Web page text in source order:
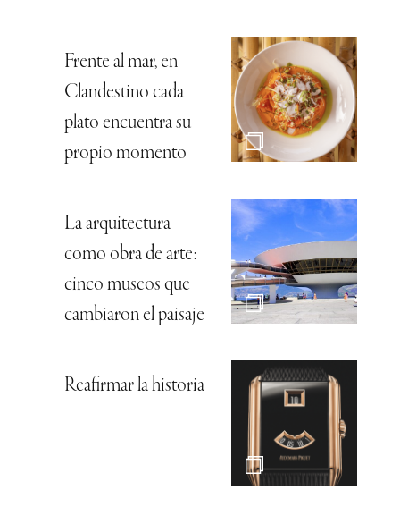
Frente al mar, en
Clandestino cada
plato encuentra su
propio momento
La arquitectura
como obra de arte:
cinco museos que
cambiaron el paisaje
Reafirmar la historia